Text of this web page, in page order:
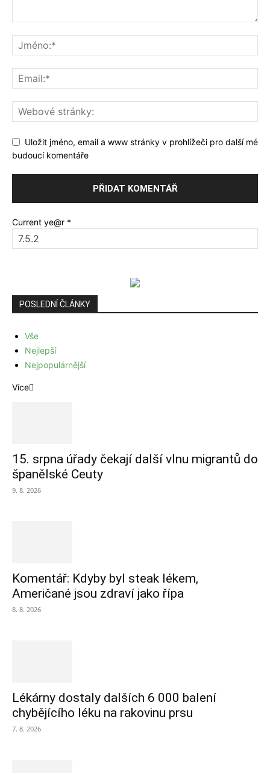
Uložit jméno, email a www stránky v prohlížeči pro další mé
budoucí komentáře
Current ye@r *
POSLEDNÍ ČLÁNKY
Vše
Nejlepší
Nejpopulárnější
Více
15. srpna úřady čekají další vlnu migrantů do
španělské Ceuty
9. 8. 2026
Komentář: Kdyby byl steak lékem,
Američané jsou zdraví jako řípa
8. 8. 2026
Lékárny dostaly dalších 6 000 balení
chybějícího léku na rakovinu prsu
7. 8. 2026